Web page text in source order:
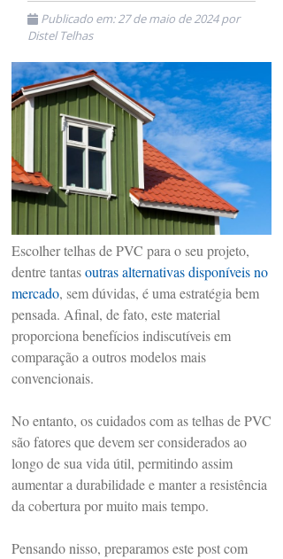
Publicado em:27 de maio de 2024 por
Distel Telhas
Escolher telhas de PVC para o seu projeto,
dentre tantasoutras alternativas disponíveis no
mercado, sem dúvidas, é uma estratégia bem
pensada. Afinal, de fato, este material
proporciona benefícios indiscutíveis em
comparação a outros modelos mais
convencionais.
No entanto, os cuidados com as telhas de PVC
são fatores que devem ser considerados ao
longo de sua vida útil, permitindo assim
aumentar a durabilidade e manter a resistência
da cobertura por muito mais tempo.
Pensando nisso, preparamos este post com